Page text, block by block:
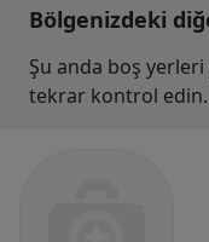
Bölgenizdeki
Şu anda boş yerleri
tekrar kontrol edin.